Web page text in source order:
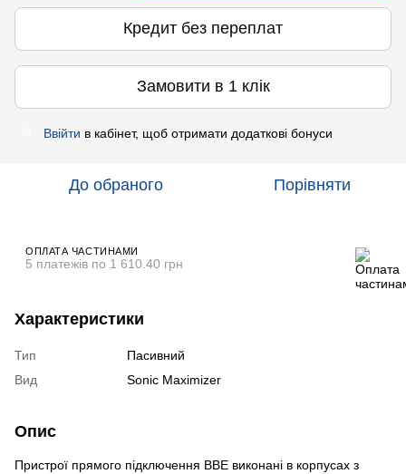
Кредит без переплат
Замовити в 1 клік
Ввійти в кабінет, щоб отримати додаткові бонуси
До обраного Порівняти
ОПЛАТА ЧАСТИНАМИ
5 платежів по 1 610.40 грн
Характеристики
Тип
Пасивний
Вид
Sonic Maximizer
Опис
Пристрої прямого підключення BBE виконані в корпусах з